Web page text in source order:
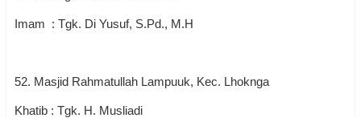
Imam : Tgk. Di Yusuf, S.Pd., M.H
52. Masjid Rahmatullah Lampuuk, Kec. Lhoknga
Khatib : Tgk. H. Musliadi